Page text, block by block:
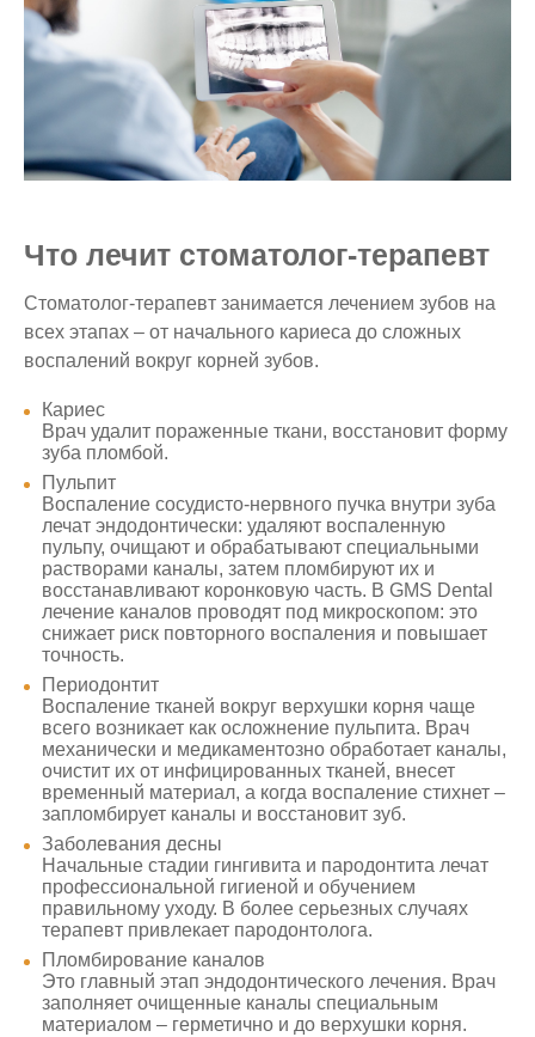
Что лечит стоматолог‑терапевт
Стоматолог-терапевт занимается лечением зубов на
всех этапах – от начального кариеса до сложных
воспалений вокруг корней зубов.
Кариес
Врач удалит пораженные ткани, восстановит форму
зуба пломбой.
Пульпит
Воспаление сосудисто-нервного пучка внутри зуба
лечат эндодонтически: удаляют воспаленную
пульпу, очищают и обрабатывают специальными
растворами каналы, затем пломбируют их и
восстанавливают коронковую часть. В GMS Dental
лечение каналов проводят под микроскопом: это
снижает риск повторного воспаления и повышает
точность.
Периодонтит
Воспаление тканей вокруг верхушки корня чаще
всего возникает как осложнение пульпита. Врач
механически и медикаментозно обработает каналы,
очистит их от инфицированных тканей, внесет
временный материал, а когда воспаление стихнет –
запломбирует каналы и восстановит зуб.
Заболевания десны
Начальные стадии гингивита и пародонтита лечат
профессиональной гигиеной и обучением
правильному уходу. В более серьезных случаях
терапевт привлекает пародонтолога.
Пломбирование каналов
Это главный этап эндодонтического лечения. Врач
заполняет очищенные каналы специальным
материалом – герметично и до верхушки корня.